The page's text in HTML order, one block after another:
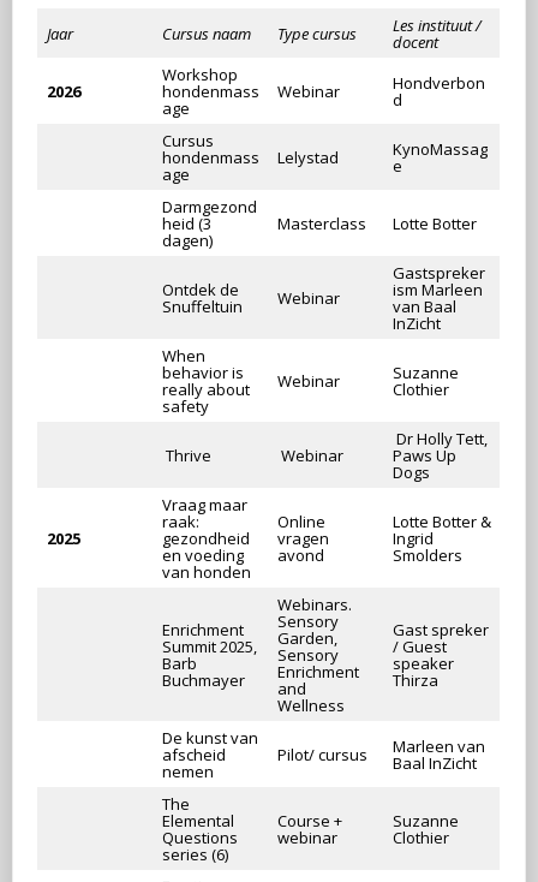
Jaar Cursus naam Type cursus Les instituut/
docent
2026
Workshop
hondenmass
age
Webinar Hondverbon
d
Cursus
hondenmass
age
Lelystad KynoMassag
e
Darmgezond
heid (3
dagen)
Masterclass Lotte Botter
Ontdek de
Snuffeltuin Webinar
Gastspreker
ism Marleen
van Baal
InZicht
When
behavior is
really about
safety
Webinar Suzanne
Clothier
Thrive Webinar
Dr Holly Tett,
Paws Up
Dogs
2025
Vraag maar
raak:
gezondheid
en voeding
van honden
Online
vragen
avond
Lotte Botter &
Ingrid
Smolders
Enrichment
Summit 2025,
Barb
Buchmayer
Webinars.
Sensory
Garden,
Sensory
Enrichment
and
Wellness
Gast spreker
/ Guest
speaker
Thirza
De kunst van
afscheid
nemen
Pilot/ cursus Marleen van
Baal InZicht
The
Elemental
Questions
series (6)
Course +
webinar
Suzanne
Clothier